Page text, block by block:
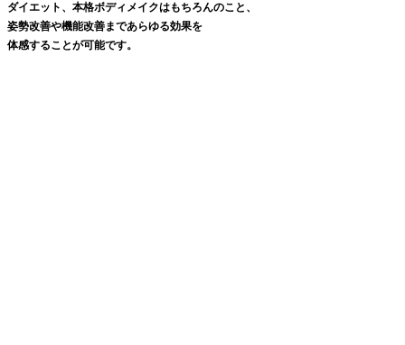
ダイエット、本格ボディメイクはもちろんのこと、
姿勢改善や機能改善まであらゆる効果を
体感することが可能です。